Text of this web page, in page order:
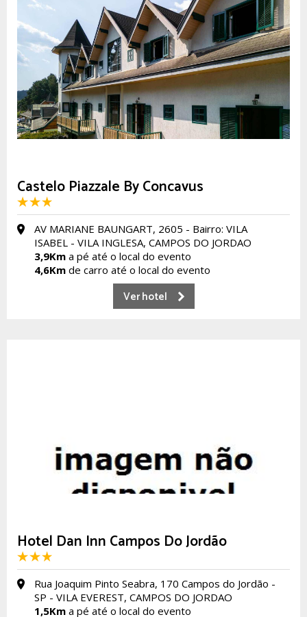
Castelo Piazzale By Concavus
AV MARIANE BAUNGART, 2605 - Bairro: VILA
ISABEL - VILA INGLESA, CAMPOS DO JORDAO
3,9Km a pé até o local do evento
4,6Km de carro até o local do evento
Ver hotel
Hotel Dan Inn Campos Do Jordão
Rua Joaquim Pinto Seabra, 170 Campos do Jordão -
SP - VILA EVEREST, CAMPOS DO JORDAO
1,5Km a pé até o local do evento